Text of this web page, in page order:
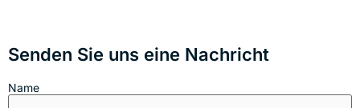
Senden Sie uns eine Nachricht
Name